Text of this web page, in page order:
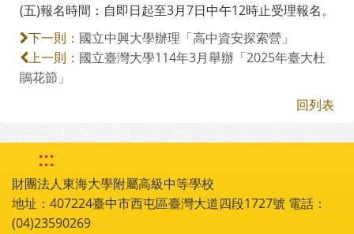
(五)報名時間：自即日起至3月7日中午12時止受理報名。
下一則： 國立中興大學辦理「高中資安探索營」
上一則： 國立臺灣大學114年3月舉辦「2025年臺大杜
鵑花節」
回列表
:::
財團法人東海大學附屬高級中等學校
地址：407224臺中市西屯區臺灣大道四段1727號 電話：
(04)23590269